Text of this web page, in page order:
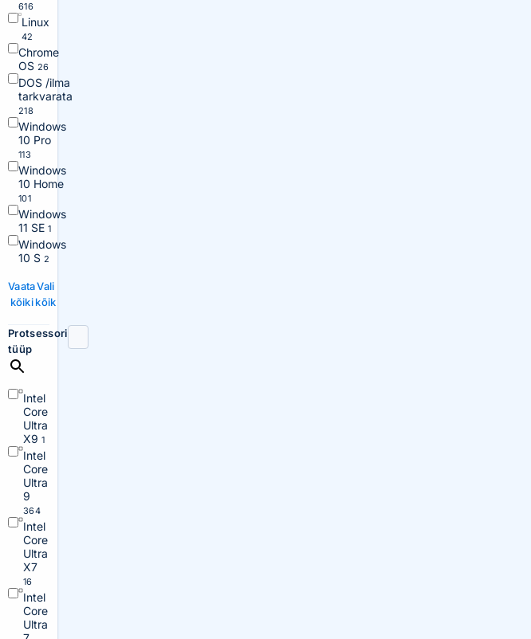
616
Linux
42
Chrome
OS 26
DOS /ilma
tarkvarata
218
Windows
10 Pro
113
Windows
10 Home
101
Windows
11 SE 1
Windows
10 S 2
Vaata
kõiki
Vali
kõik
Protsessori
tüüp
Intel
Core
Ultra
X91
Intel
Core
Ultra
9
364
Intel
Core
Ultra
X7
16
Intel
Core
Ultra